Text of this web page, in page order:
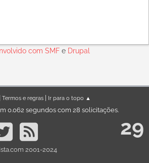
com SMFe Drupal
Termos e regras| Ir para o topo ▲
0.062 segundos com 28 solicitações.
2001-2024
29